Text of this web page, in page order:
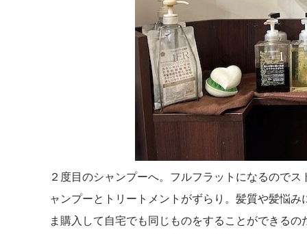
２度目のシャンプーへ。フルフラットになるので
ャンプーとトリートメントがずらり。髪質や髪悩
ま購入して自宅でも同じものをすることができるの